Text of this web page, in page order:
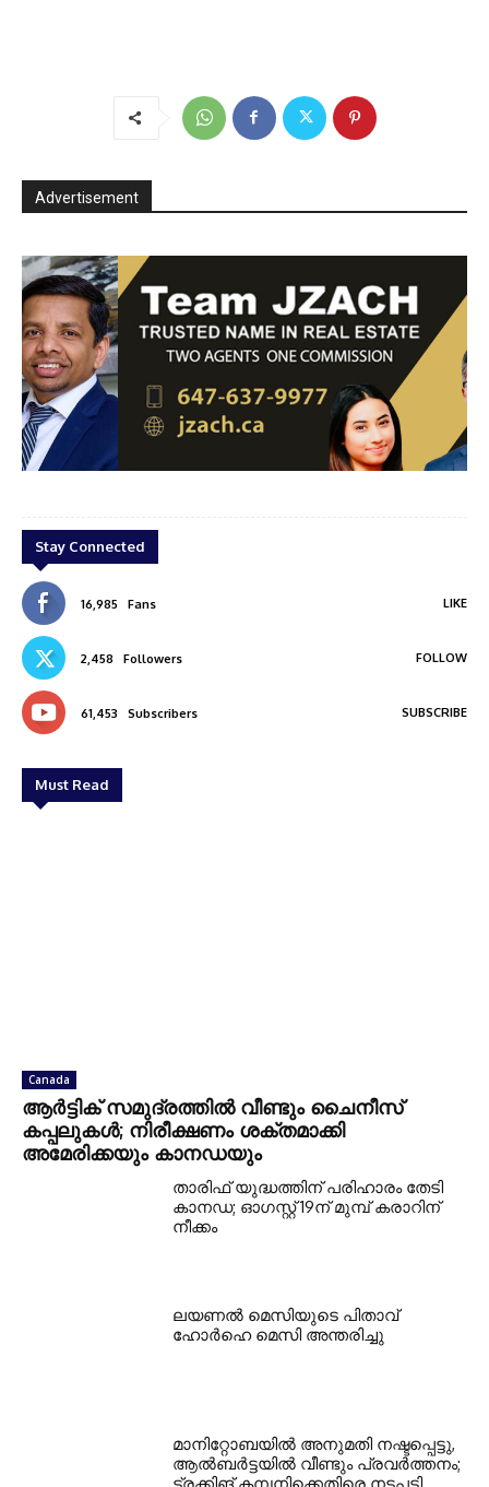
Advertisement
Stay Connected
16,985 Fans LIKE
2,458 Followers FOLLOW
61,453 Subscribers SUBSCRIBE
Must Read
Canada
ആർട്ടിക് സമുദ്രത്തിൽ വീണ്ടും ചൈനീസ്
കപ്പലുകൾ; നിരീക്ഷണം ശക്തമാക്കി
അമേരിക്കയും കാനഡയും
താരിഫ് യുദ്ധത്തിന് പരിഹാരം തേടി
കാനഡ; ഓഗസ്റ്റ് 19ന് മുമ്പ് കരാറിന്
നീക്കം
ലയണൽ മെസിയുടെ പിതാവ്
ഹോർഹെ മെസി അന്തരിച്ചു
മാനിറ്റോബയിൽ അനുമതി നഷ്ടപ്പെട്ടു,
ആൽബർട്ടയിൽ വീണ്ടും പ്രവർത്തനം;